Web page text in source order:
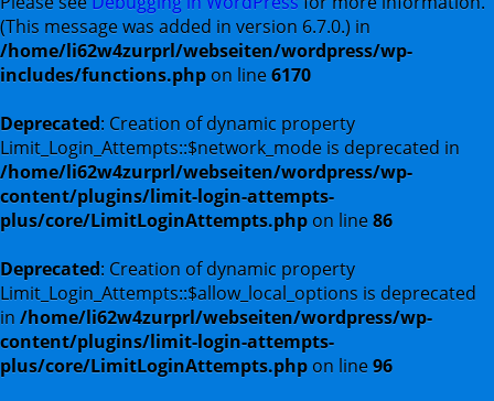
(This message was added in version 6.7.0.) in
/home/li62w4zurprl/webseiten/wordpress/wp-
includes/functions.php on line6170
Deprecated: Creation of dynamic property
Limit_Login_Attempts::$network_mode is deprecated in
/home/li62w4zurprl/webseiten/wordpress/wp-
content/plugins/limit-login-attempts-
plus/core/LimitLoginAttempts.php on line86
Deprecated: Creation of dynamic property
Limit_Login_Attempts::$allow_local_options is deprecated
in /home/li62w4zurprl/webseiten/wordpress/wp-
content/plugins/limit-login-attempts-
plus/core/LimitLoginAttempts.php on line96